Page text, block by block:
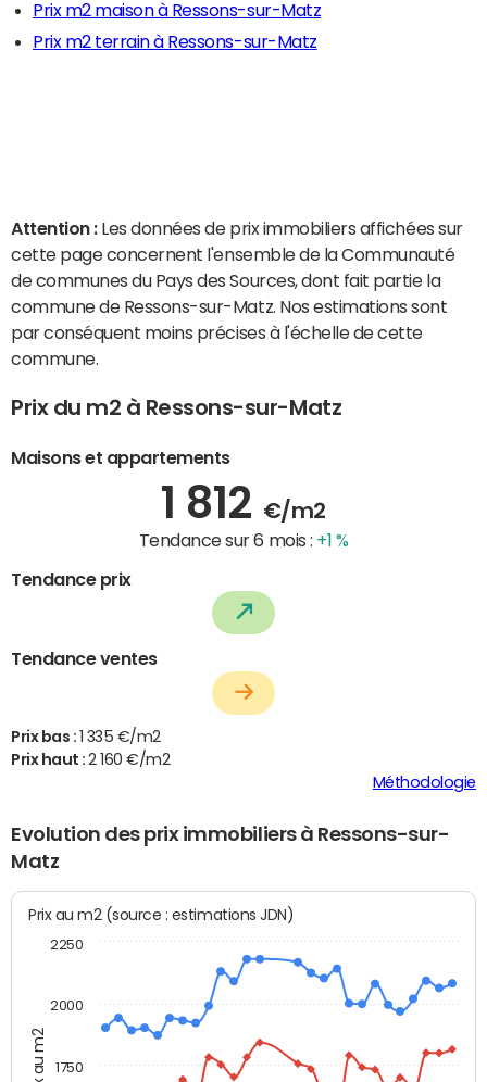
Prix m2 maison à Ressons-sur-Matz
Prix m2 terrain à Ressons-sur-Matz
Attention : Les données de prix immobiliers affichées sur
cette page concernent l'ensemble de la Communauté
de communes du Pays des Sources, dont fait partie la
commune de Ressons-sur-Matz. Nos estimations sont
par conséquent moins précises à l'échelle de cette
commune.
Prix du m2 à Ressons-sur-Matz
Maisons et appartements
1 812 €/m2
Tendance sur 6 mois : +1 %
Tendance prix
Tendance ventes
Prix bas :
1 335 €/m2
Prix haut :2 160 €/m2
Méthodologie
Evolution des prix immobiliers à Ressons-sur-
Matz
Prix au m2
Prix au m2 (source : estimations JDN)
1750
2000
2250